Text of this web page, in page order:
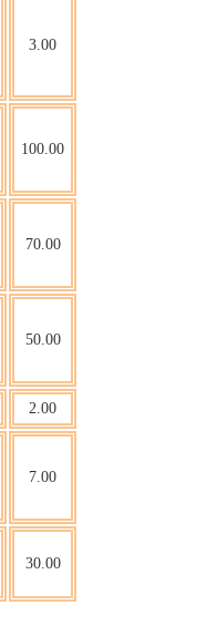
3.00
100.00
70.00
50.00
2.00
7.00
30.00